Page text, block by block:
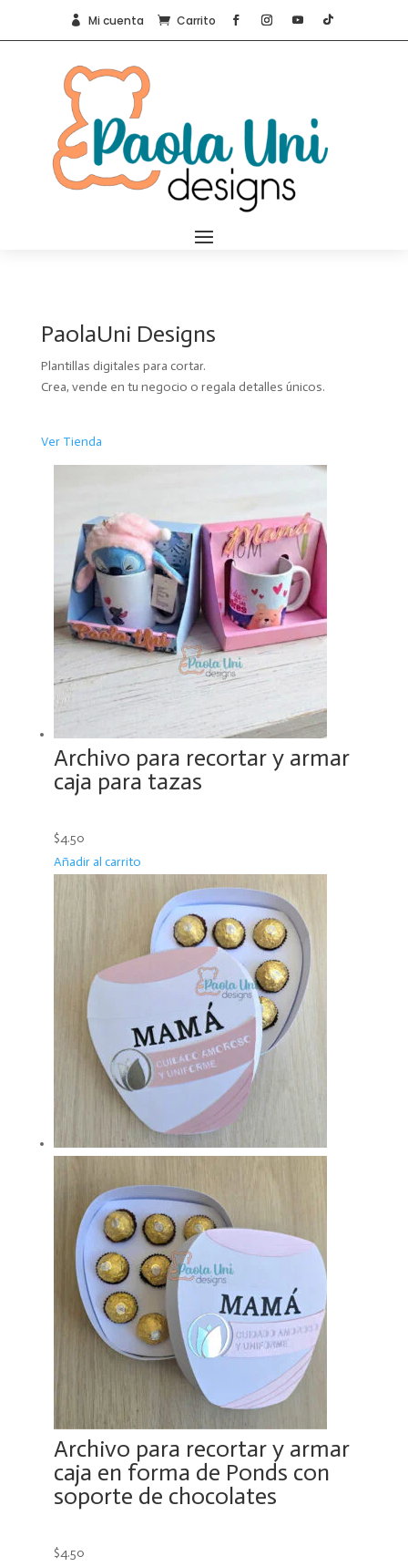
 Mi cuenta  Carrito
PaolaUni Designs
Plantillas digitales para cortar.
Crea, vende en tu negocio o regala detalles únicos.
Ver Tienda
Archivo para recortar y armar
caja para tazas
$4.50
Añadir al carrito
Archivo para recortar y armar
caja en forma de Ponds con
soporte de chocolates
$4.50